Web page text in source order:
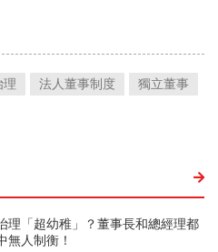
理 法人董事制度
獨立董事
理「超幼稚」？董事長和總經理都
人制衡！